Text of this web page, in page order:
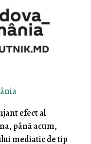
efect al
până acum,
mediatic de tip